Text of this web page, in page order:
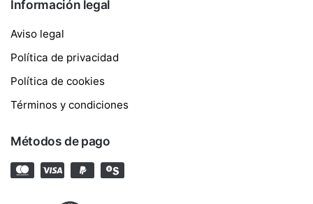
Información legal
Aviso legal
Política de privacidad
Política de cookies
Términos y condiciones
Métodos de pago